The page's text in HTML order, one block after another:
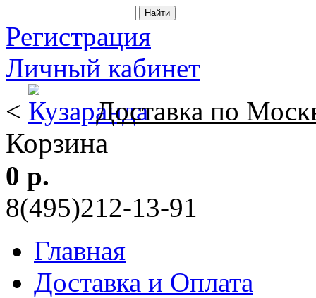
Регистрация
Личный кабинет
<
Доставка по
Корзина
0 р.
8(495)212-13-91
Главная
Доставка и Оплата